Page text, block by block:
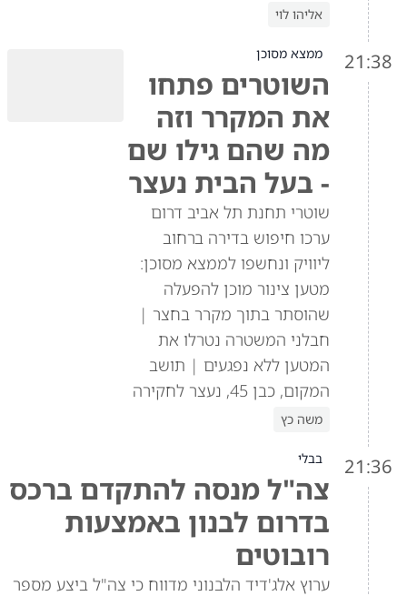
אליהו לוי
21:38 ממצא מסוכן
השוטרים פתחו
את המקרר וזה
מה שהם גילו שם
- בעל הבית נעצר
שוטרי תחנת תל אביב דרום
ערכו חיפוש בדירה ברחוב
ליוויק ונחשפו לממצא מסוכן:
מטען צינור מוכן להפעלה
שהוסתר בתוך מקרר בחצר |
חבלני המשטרה נטרלו את
המטען ללא נפגעים | תושב
המקום, כבן 45, נעצר לחקירה
משה כץ
21:36 בבלי
צה"ל מנסה להתקדם ברכס
בדרום לבנון באמצעות
רובוטים
ערוץ אלג'דיד הלבנוני מדווח כי צה"ל ביצע מספר